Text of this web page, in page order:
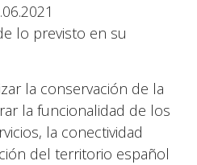
lo previsto en su
la conservación de la
la funcionalidad de los
la conectividad
del territorio español